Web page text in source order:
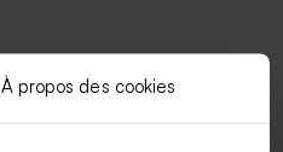
À propos des cookies